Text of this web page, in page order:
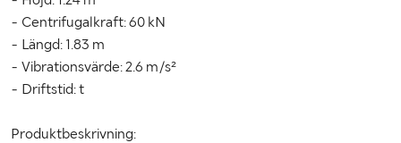
- Centrifugalkraft: 60 kN
- Längd: 1.83 m
- Vibrationsvärde: 2.6 m/s²
- Driftstid: t
Produktbeskrivning: